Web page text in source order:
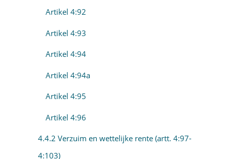
Artikel 4:92
Artikel 4:93
Artikel 4:94
Artikel 4:94a
Artikel 4:95
Artikel 4:96
4.4.2 Verzuim en wettelijke rente (artt. 4:97-
4:103)